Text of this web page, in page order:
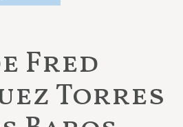
Fred
Torres